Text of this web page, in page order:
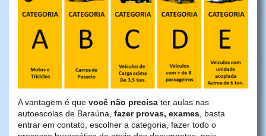
A vantagem é que você não precisa ter aulas nas
autoescolas de Baraúna, fazer provas, exames, basta
entrar em contato, escolher a categoria, fazer todo o